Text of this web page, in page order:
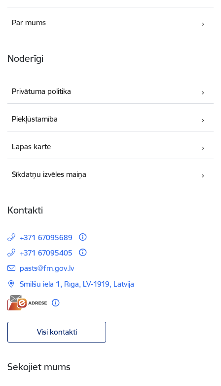
Par mums
Noderīgi
Privātuma politika
Piekļūstamība
Lapas karte
Sīkdatņu izvēles maiņa
Kontakti
+371 67095689
+371 67095405
E-pasts:
pasts@fm.gov.lv
Smilšu iela 1, Rīga, LV-1919, Latvija
Visi kontakti
Sekojiet mums